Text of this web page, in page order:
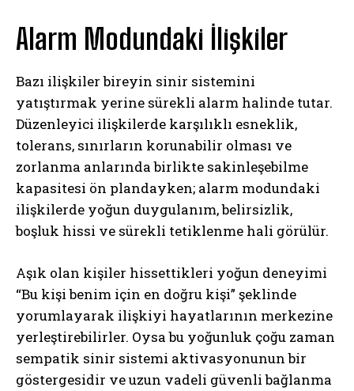
Alarm Modundaki İlişkiler
Bazı ilişkiler bireyin sinir sistemini
yatıştırmak yerine sürekli alarm halinde tutar.
Düzenleyici ilişkilerde karşılıklı esneklik,
tolerans, sınırların korunabilir olması ve
zorlanma anlarında birlikte sakinleşebilme
kapasitesi ön plandayken; alarm modundaki
ilişkilerde yoğun duygulanım, belirsizlik,
boşluk hissi ve sürekli tetiklenme hali görülür.
Aşık olan kişiler hissettikleri yoğun deneyimi
“Bu kişi benim için en doğru kişi” şeklinde
yorumlayarak ilişkiyi hayatlarının merkezine
yerleştirebilirler. Oysa bu yoğunluk çoğu zaman
sempatik sinir sistemi aktivasyonunun bir
göstergesidir ve uzun vadeli güvenli bağlanma